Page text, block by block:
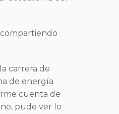
carrera de
de energía
cuenta de
pude ver lo